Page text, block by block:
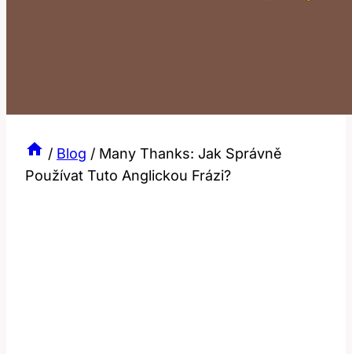
/ Blog / Many Thanks: Jak Správně
Používat Tuto Anglickou Frázi?